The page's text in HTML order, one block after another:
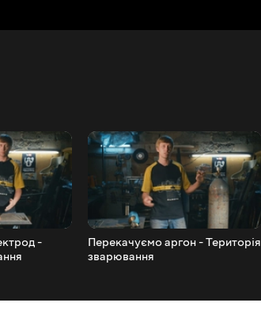
-
Перекачуємо аргон - Територія
зварювання